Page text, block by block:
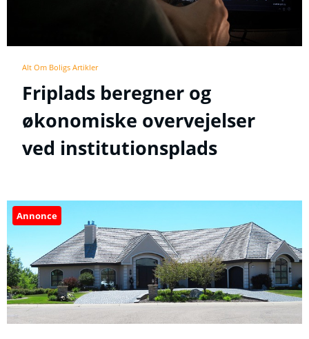
Alt Om Boligs Artikler
Friplads beregner og
økonomiske overvejelser
ved institutionsplads
Annonce